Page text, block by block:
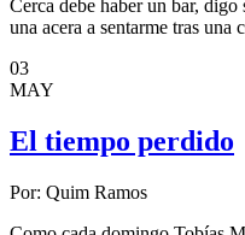
Cerca debe haber un bar,
una acera a sentarme tras una
03
MAY
El tiempo perdido
Por: Quim Ramos